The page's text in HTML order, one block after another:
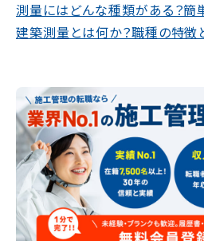
測量にはどんな種類がある？簡
建築測量とは何か？職種の特徴